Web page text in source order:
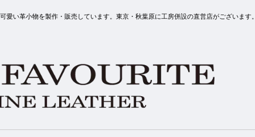
い革小物を製作・販売しています。東京・秋葉原に工房併設の直営店がございます。